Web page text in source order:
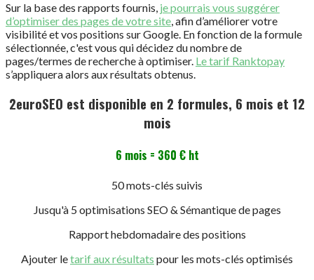
Sur la base des rapports fournis, je pourrais vous suggérer
d’optimiser des pages de votre site, afin d’améliorer votre
visibilité et vos positions sur Google. En fonction de la formule
sélectionnée, c'est vous qui décidez du nombre de
pages/termes de recherche à optimiser. Le tarif Ranktopay
s’appliquera alors aux résultats obtenus.
2euroSEO est disponible en 2 formules, 6 mois et 12
mois
6 mois = 360 € ht
50 mots-clés suivis
Jusqu'à 5 optimisations SEO & Sémantique de pages
Rapport hebdomadaire des positions
Ajouter letarif aux résultats pour les mots-clés optimisés